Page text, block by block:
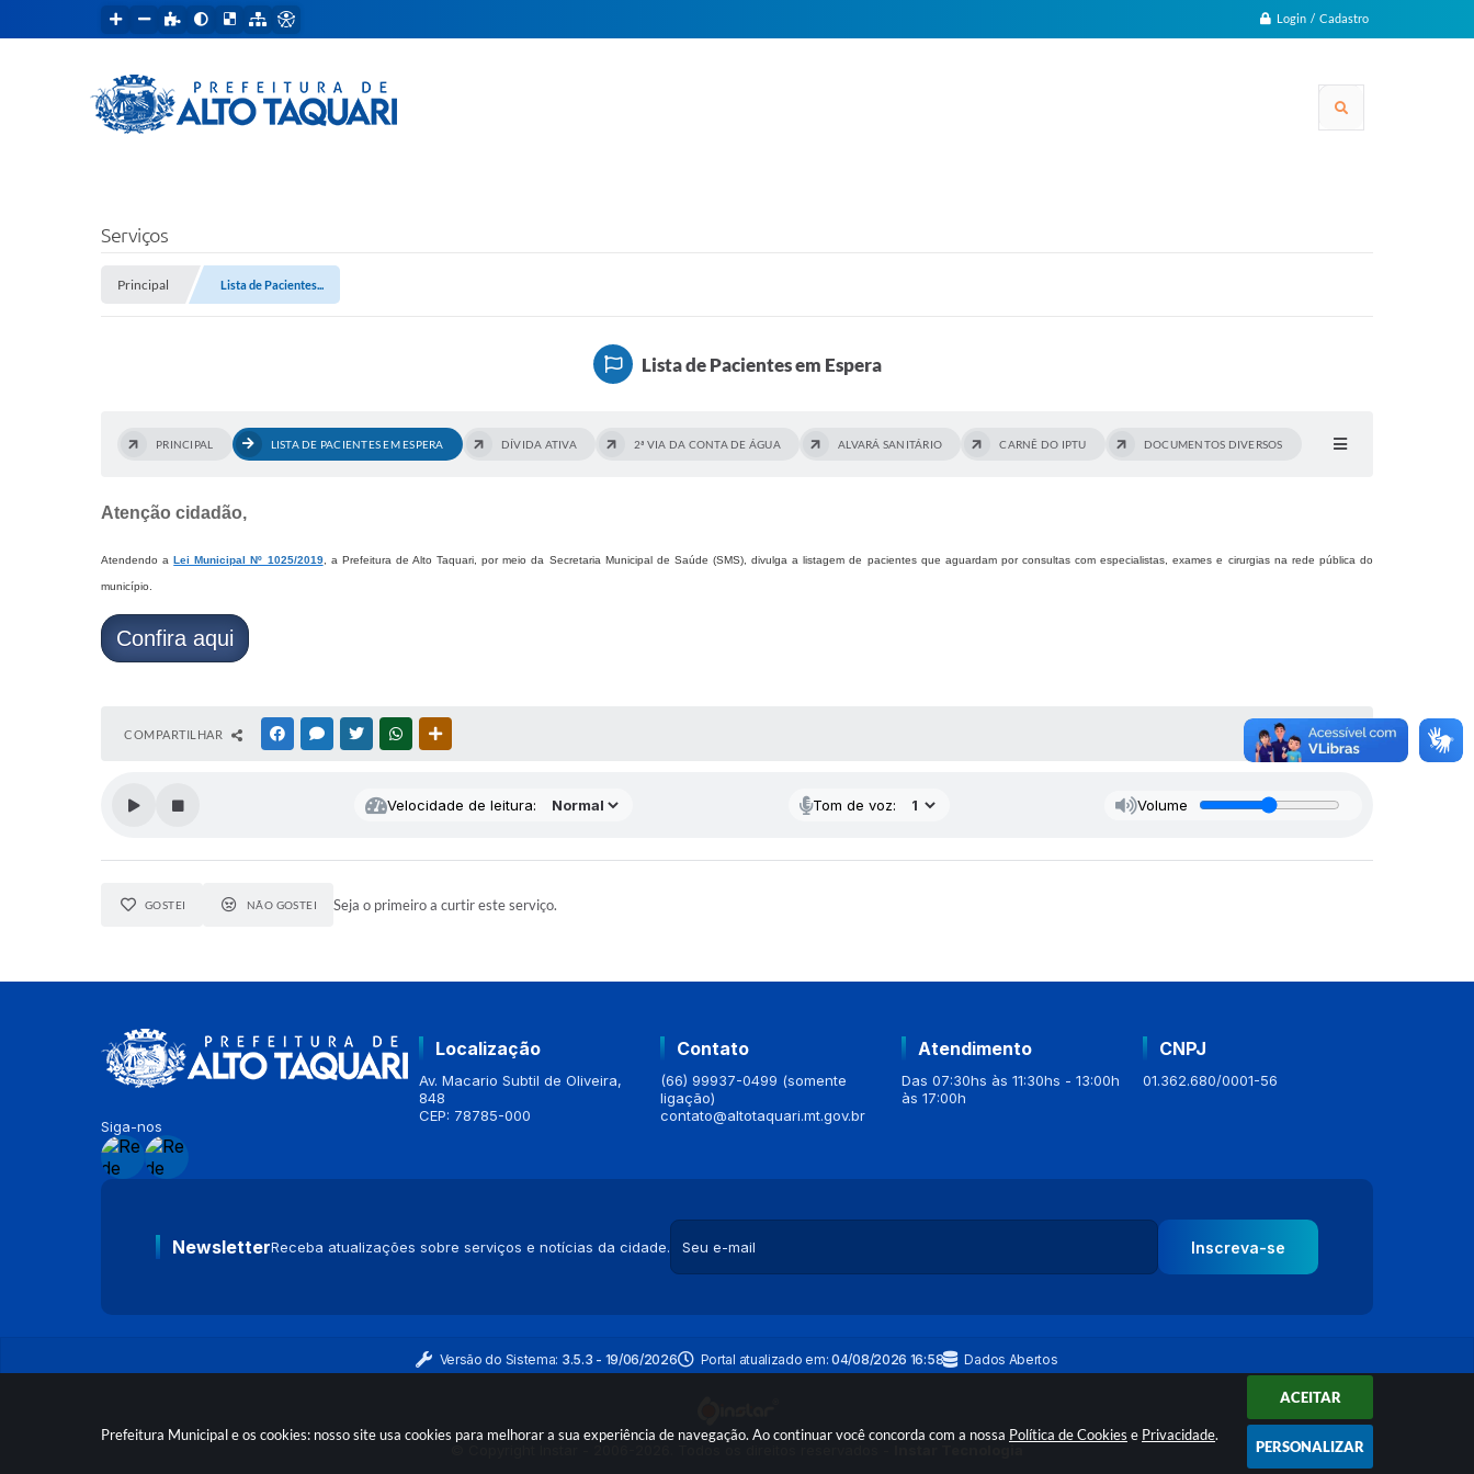
Prefeitura Municipal e os cookies: nosso site usa cookies para melhorar a sua experiência de navegação. Ao continuar você concorda com a nossa Política de Cookies e Privacidade.
ACEITAR
PERSONALIZAR
Login / Cadastro
Serviços
Principal Lista de Pacientes...
Lista de Pacientes em Espera
PRINCIPAL LISTA DE PACIENTES EM ESPERA DÍVIDA ATIVA 2ª VIA DA CONTA DE ÁGUA ALVARÁ SANITÁRIO CARNÊ DO IPTU DOCUMENTOS DIVERSOS
Atenção cidadão,
Atendendo aLei Municipal Nº 1025/2019, a Prefeitura de Alto Taquari, por meio da Secretaria Municipal de Saúde (SMS), divulga a listagem de pacientes que aguardam por consultas com especialistas, exames e cirurgias na rede pública do
município.
Confira aqui
COMPARTILHAR FACEBOOKMESSENGER
TWITTERWHATSAPP
Velocidade de leitura: Tom de voz: Volume
GOSTEI NÃO GOSTEI Seja o primeiro a curtir este serviço.
Siga-nos
Localização
Av. Macario Subtil de Oliveira,
848
CEP: 78785-000
Contato
(66) 99937-0499 (somente
ligação)
contato@altotaquari.mt.gov.br
Atendimento
Das 07:30hs às 11:30hs - 13:00h
às 17:00h
CNPJ
01.362.680/0001-56
NewsletterReceba atualizações sobre serviços e notícias da cidade. Inscreva-se
Versão do Sistema: 3.5.3 - 19/06/2026 Portal atualizado em:04/08/2026 16:58 Dados Abertos